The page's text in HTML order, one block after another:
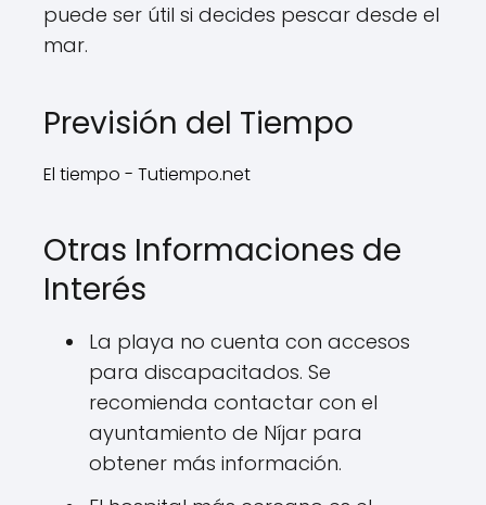
puede ser útil si decides pescar desde el
mar.
Previsión del Tiempo
El tiempo - Tutiempo.net
Otras Informaciones de
Interés
La playa no cuenta con accesos
para discapacitados. Se
recomienda contactar con el
ayuntamiento de Níjar para
obtener más información.